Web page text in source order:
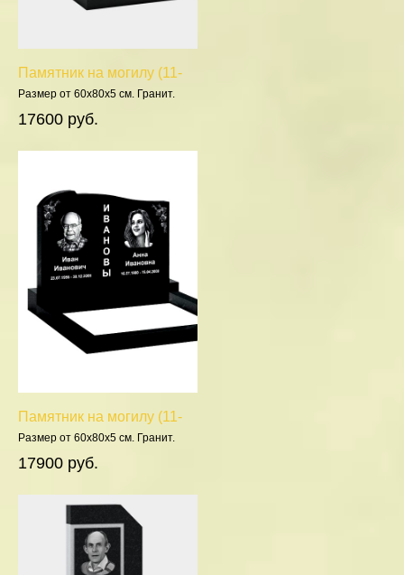
Памятник на могилу (11-
311)
Размер от 60х80х5 см. Гранит.
17600 руб.
Памятник на могилу (11-
201)
Размер от 60х80х5 см. Гранит.
17900 руб.